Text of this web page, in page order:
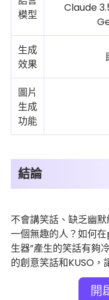
模型
Claude
生成
效果
圖片
生成
功能
結論
不會講笑話、缺乏幽
一個無趣的人？如何
生器”產生的笑話有夠
的創意笑話和KUSO，
開